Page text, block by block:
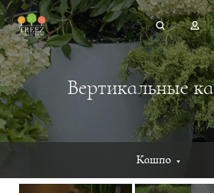
Вертикальные
Кашпо